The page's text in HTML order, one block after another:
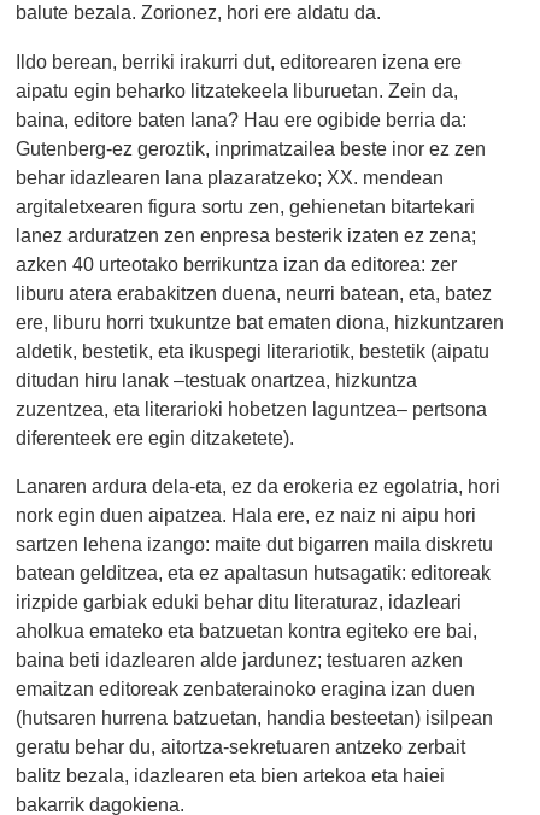
balute bezala. Zorionez, hori ere aldatu da.
Ildo berean, berriki irakurri dut, editorearen izena ere
aipatu egin beharko litzatekeela liburuetan. Zein da,
baina, editore baten lana? Hau ere ogibide berria da:
Gutenberg-ez geroztik, inprimatzailea beste inor ez zen
behar idazlearen lana plazaratzeko; XX. mendean
argitaletxearen figura sortu zen, gehienetan bitartekari
lanez arduratzen zen enpresa besterik izaten ez zena;
azken 40 urteotako berrikuntza izan da editorea: zer
liburu atera erabakitzen duena, neurri batean, eta, batez
ere, liburu horri txukuntze bat ematen diona, hizkuntzaren
aldetik, bestetik, eta ikuspegi literariotik, bestetik (aipatu
ditudan hiru lanak –testuak onartzea, hizkuntza
zuzentzea, eta literarioki hobetzen laguntzea– pertsona
diferenteek ere egin ditzaketete).
Lanaren ardura dela-eta, ez da erokeria ez egolatria, hori
nork egin duen aipatzea. Hala ere, ez naiz ni aipu hori
sartzen lehena izango: maite dut bigarren maila diskretu
batean gelditzea, eta ez apaltasun hutsagatik: editoreak
irizpide garbiak eduki behar ditu literaturaz, idazleari
aholkua emateko eta batzuetan kontra egiteko ere bai,
baina beti idazlearen alde jardunez; testuaren azken
emaitzan editoreak zenbaterainoko eragina izan duen
(hutsaren hurrena batzuetan, handia besteetan) isilpean
geratu behar du, aitortza-sekretuaren antzeko zerbait
balitz bezala, idazlearen eta bien artekoa eta haiei
bakarrik dagokiena.